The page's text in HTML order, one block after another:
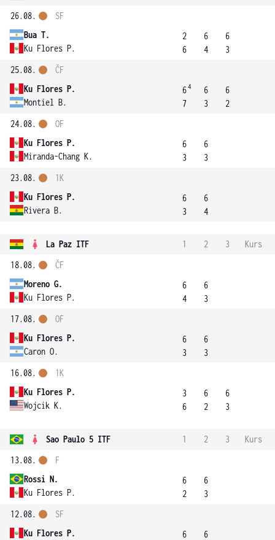
26.08.
Bua T.
Ku Flores P.
SF
2
6
6
4
6
3
25.08.
Ku Flores P.
Montiel B.
ČF
64
7
6
3
6
2
24.08.
Ku Flores P.
Miranda-Chang K.
OF
6
3
6
3
23.08.
Ku Flores P.
Rivera B.
1K
6
3
6
4
La Paz ITF 1 2 3
Kurs
18.08.
Moreno G.
Ku Flores P.
ČF
6
4
6
3
17.08.
Ku Flores P.
Caron O.
OF
6
3
6
3
16.08.
Ku Flores P.
Wojcik K.
1K
3
6
6
2
6
3
Sao Paulo 5 ITF 1 2 3
Kurs
13.08.
Rossi N.
Ku Flores P.
F
6
2
6
3
12.08.
Ku Flores P.
SF
6
6